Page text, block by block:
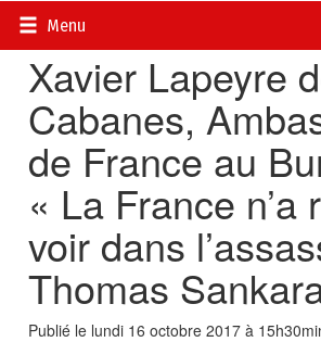
Menu
Accueil>
Xavier Lapeyre
Cabanes,
de France au
« La France n’a
voir dans
Thomas
Publié le lundi 16 octobre 2017 à